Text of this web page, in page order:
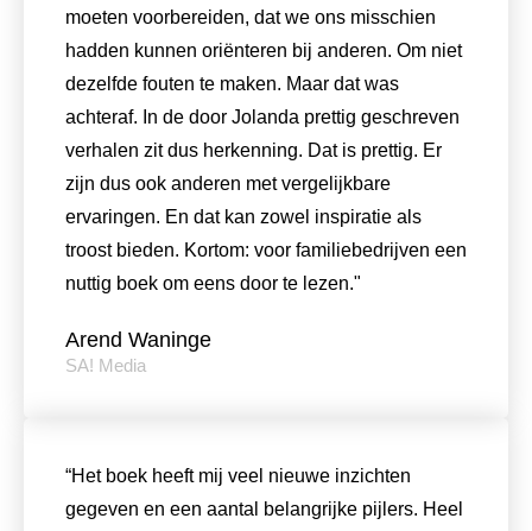
moeten voorbereiden, dat we ons misschien
hadden kunnen oriënteren bij anderen. Om niet
dezelfde fouten te maken. Maar dat was
achteraf. In de door Jolanda prettig geschreven
verhalen zit dus herkenning. Dat is prettig. Er
zijn dus ook anderen met vergelijkbare
ervaringen. En dat kan zowel inspiratie als
troost bieden. Kortom: voor familiebedrijven een
nuttig boek om eens door te lezen."
Arend Waninge
SA! Media
“Het boek heeft mij veel nieuwe inzichten
gegeven en een aantal belangrijke pijlers. Heel